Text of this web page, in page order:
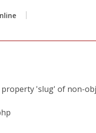
'slug' of non-